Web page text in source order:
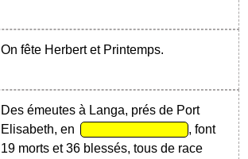
On fête Herbert et Printemps.
Des émeutes à Langa, prés de Port
Elisabeth, en
, font
19 morts et 36 blessés, tous de race